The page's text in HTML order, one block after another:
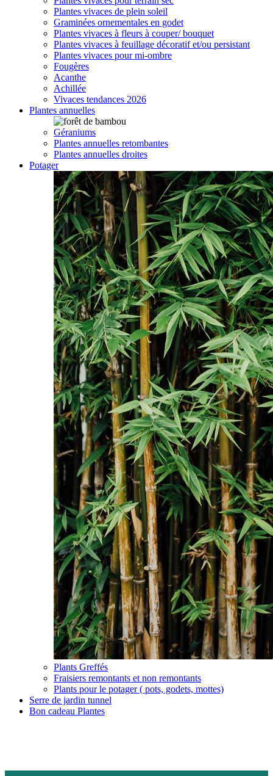
Plantes vivaces de plein soleil
Graminées ornementales en godet
Plantes vivaces à fleurs à couper/ bouquet
Plantes vivaces à feuillage décoratif et/ou persistant
Plantes vivaces pour mi-ombre
Fougères
Acanthe
Achillée
Vivaces tendances 2026
Plantes annuelles
Géraniums
Plantes annuelles retombantes
Plantes annuelles droites
Potager
Plants Greffés
Fraisiers remontants et non remontants
Plants pour le potager ( pots, godets, mottes)
Serre de jardin tunnel
Bon cadeau Plantes